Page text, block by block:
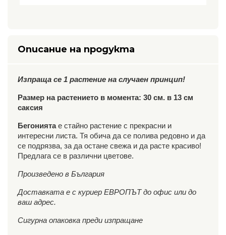
Описание на продукта
Изпраща се 1 растение на случаен принцип!
Размер на растението в момента: 30 см. в 13 см
саксия
Бегониятае стайно растение с прекрасни и
интересни листа. Тя обича да се полива редовно и да
се подрязва, за да остане свежа и да расте красиво!
Предлага се в различни цветове.
Произведено в България
Доставката е с куриер ЕВРОПЪТ до офис или до
ваш адрес.
Сигурна опаковка преди изпращане